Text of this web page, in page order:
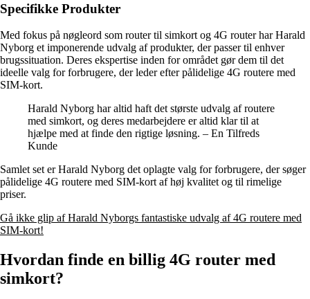
Specifikke Produkter
Med fokus på nøgleord som router til simkort og 4G router har Harald
Nyborg et imponerende udvalg af produkter, der passer til enhver
brugssituation. Deres ekspertise inden for området gør dem til det
ideelle valg for forbrugere, der leder efter pålidelige 4G routere med
SIM-kort.
Harald Nyborg har altid haft det største udvalg af routere
med simkort, og deres medarbejdere er altid klar til at
hjælpe med at finde den rigtige løsning. – En Tilfreds
Kunde
Samlet set er Harald Nyborg det oplagte valg for forbrugere, der søger
pålidelige 4G routere med SIM-kort af høj kvalitet og til rimelige
priser.
Gå ikke glip af Harald Nyborgs fantastiske udvalg af 4G routere med
SIM-kort!
Hvordan finde en billig 4G router med
simkort?